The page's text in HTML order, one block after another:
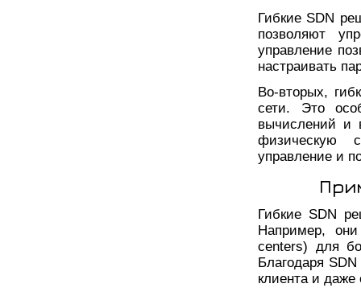
Гибкие SDN
позволяют
управление
настраивать
Во-вторых,
сети. Это
вычислений и
физическую
управление и
Гибкие SDN
Например,
centers) для
Благодаря
клиента и даже